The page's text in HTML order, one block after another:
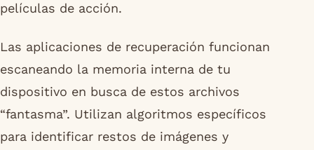
películas de acción.
Las aplicaciones de recuperación funcionan
escaneando la memoria interna de tu
dispositivo en busca de estos archivos
“fantasma”. Utilizan algoritmos específicos
para identificar restos de imágenes y